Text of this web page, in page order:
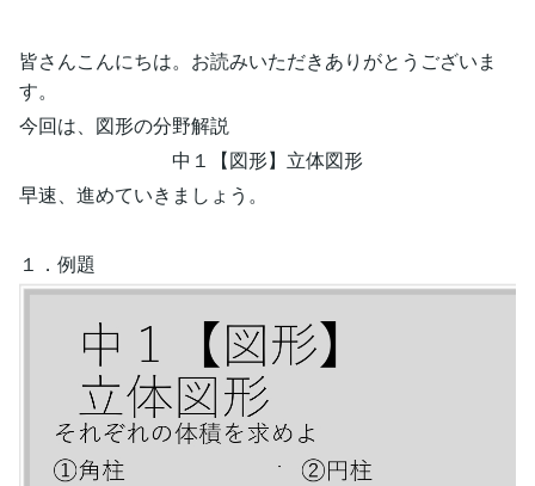
皆さんこんにちは。お読みいただきありがとうございま
す。
今回は、図形の分野解説
中１【図形】立体図形
早速、進めていきましょう。
１．例題